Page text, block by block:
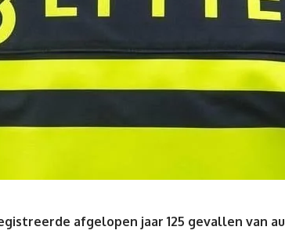
afgelopen jaar 125 gevallen van